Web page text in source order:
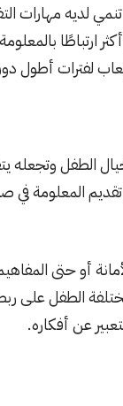
لديه مهارات
ارتباطًا
لفترات أطول
الطفل وتجعله
المعلومة
أو حتى
الطفل على
عن أفكاره.